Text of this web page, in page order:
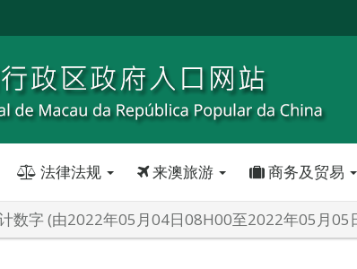
法律法规 来澳旅游 商务及贸易
数字 (由2022年05月04日08H00至2022年05月05